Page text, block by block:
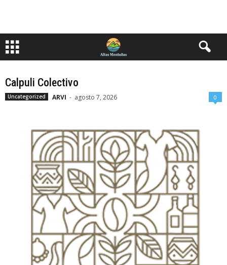
Calpuli Colectivo
Uncategorized ARVI - agosto 7, 2026 0